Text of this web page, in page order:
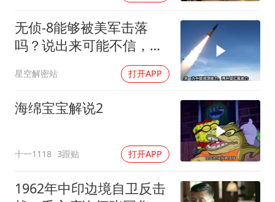
无侦-8能够被美军击落
吗？说出来可能不信，无
侦-8本身就是无解的阳
谋，美军打不打都得吃大
亏
星空解密站 打开APP
海绵宝宝解说2
十一1118 3跟贴 打开APP
1962年中印边境自卫反击